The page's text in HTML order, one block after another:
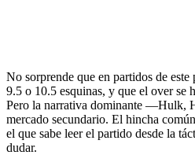
No sorprende que en partidos de
9.5 o 10.5 esquinas, y que el over se
Pero la narrativa dominante —Hulk,
mercado secundario. El hincha
el que sabe leer el partido desde la
dudar.